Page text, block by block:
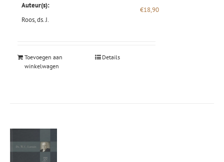
Auteur(s):
Roos, ds. J.
€18,90
Toevoegen aan
winkelwagen
Details